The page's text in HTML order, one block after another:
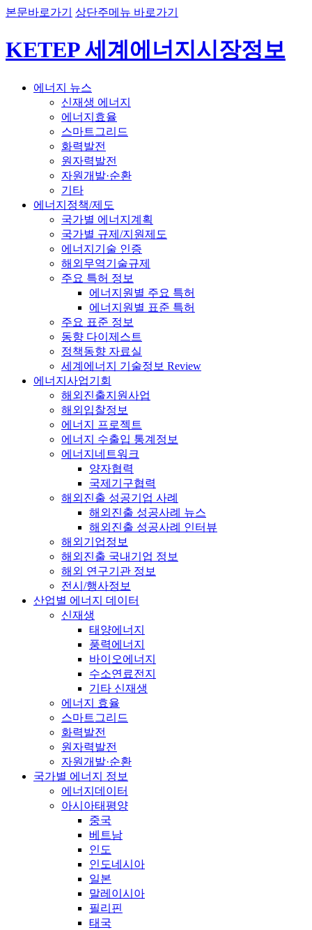
본문바로가기 상단주메뉴 바로가기
KETEP 세계에너지시장정보
에너지 뉴스
신재생 에너지
에너지효율
스마트그리드
화력발전
원자력발전
자원개발·순환
기타
에너지정책/제도
국가별 에너지계획
국가별 규제/지원제도
에너지기술 인증
해외무역기술규제
주요 특허 정보
에너지원별 주요 특허
에너지원별 표준 특허
주요 표준 정보
동향 다이제스트
정책동향 자료실
세계에너지 기술정보 Review
에너지사업기회
해외진출지원사업
해외입찰정보
에너지 프로젝트
에너지 수출입 통계정보
에너지네트워크
양자협력
국제기구협력
해외진출 성공기업 사례
해외진출 성공사례 뉴스
해외진출 성공사례 인터뷰
해외기업정보
해외진출 국내기업 정보
해외 연구기관 정보
전시/행사정보
산업별 에너지 데이터
신재생
태양에너지
풍력에너지
바이오에너지
수소연료전지
기타 신재생
에너지 효율
스마트그리드
화력발전
원자력발전
자원개발·순환
국가별 에너지 정보
에너지데이터
아시아태평양
중국
베트남
인도
인도네시아
일본
말레이시아
필리핀
태국